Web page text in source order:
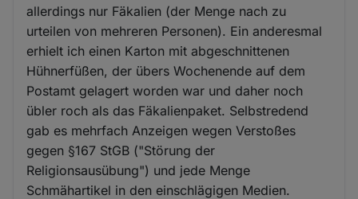
allerdings nur Fäkalien (der Menge nach zu
urteilen von mehreren Personen). Ein anderesmal
erhielt ich einen Karton mit abgeschnittenen
Hühnerfüßen, der übers Wochenende auf dem
Postamt gelagert worden war und daher noch
übler roch als das Fäkalienpaket. Selbstredend
gab es mehrfach Anzeigen wegen Verstoßes
gegen §167 StGB ("Störung der
Religionsausübung") und jede Menge
Schmähartikel in den einschlägigen Medien.